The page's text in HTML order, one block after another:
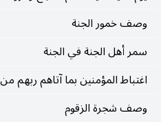
وصف خمور الجنة
سمر أهل الجنة في الجنة
اغتباط المؤمنين بما آتاهم ربهم
وصف شجرة الزقوم
التقضّى وشيكة الزوال ،
وليعلموا أن الدنيا
ببهجتها ولا يفتنوا بزخرفها.